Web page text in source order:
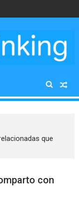
que
con